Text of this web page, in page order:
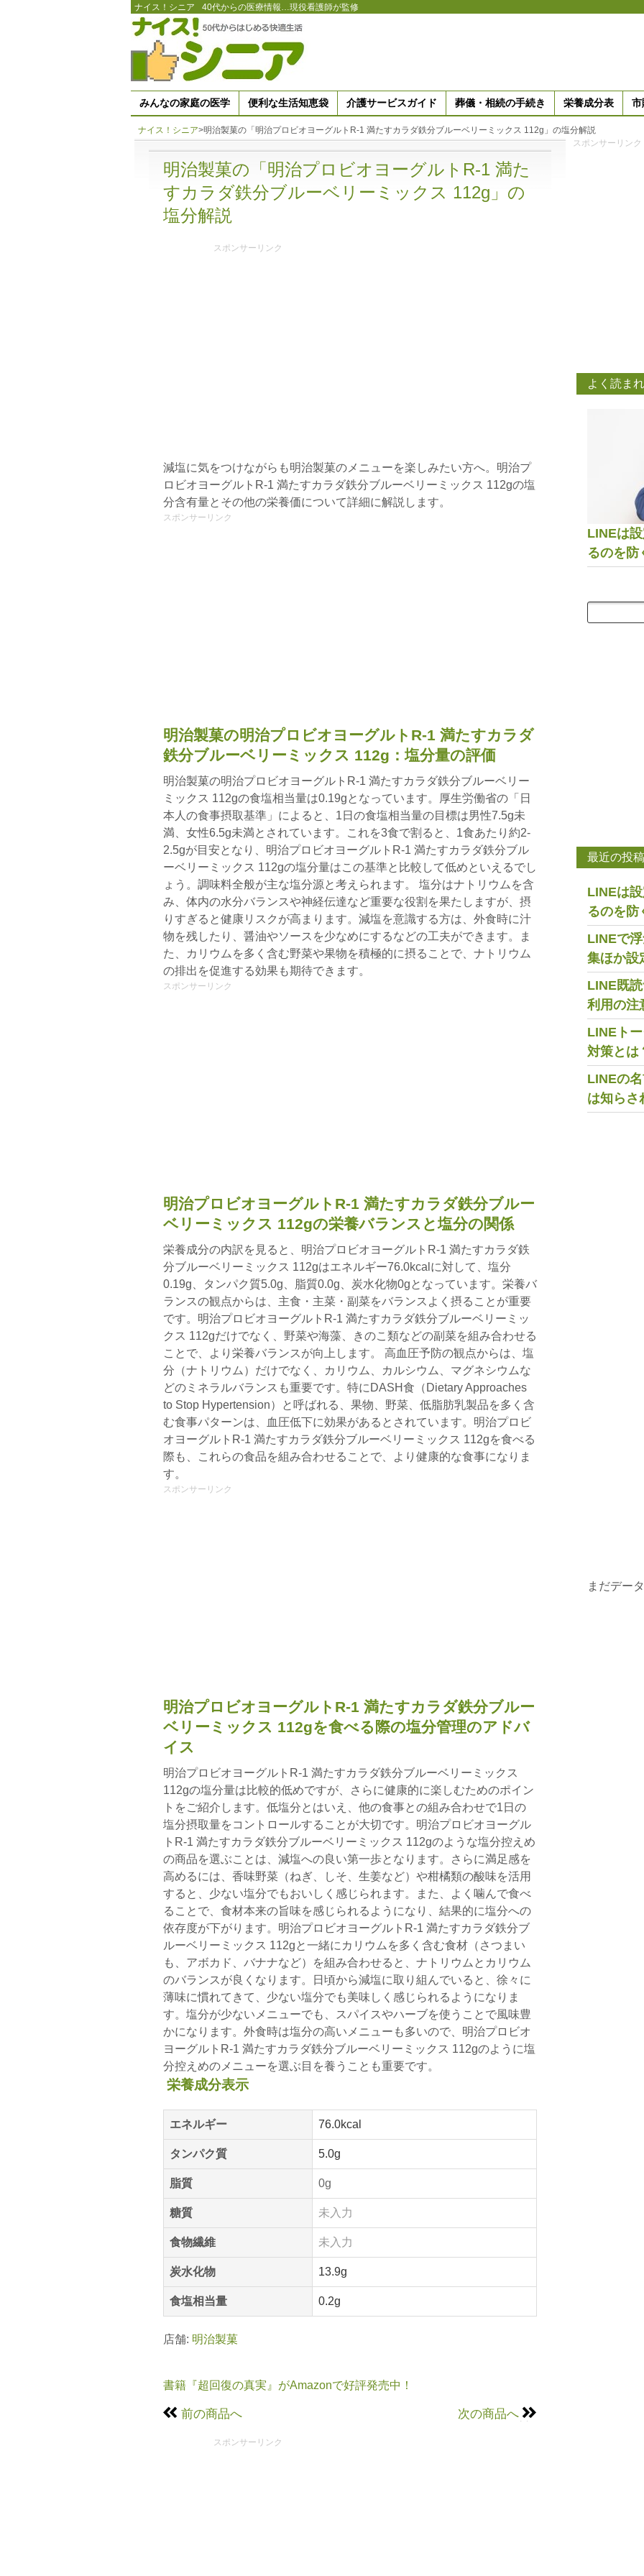
ナイス！シニア 40代からの医療情報…現役看護師が監修
みんなの家庭の医学 便利な生活知恵袋 介護サービスガイド 葬儀・相続の手続き 栄養成分表 市
ナイス！シニア>明治製菓の「明治プロビオヨーグルトR-1 満たすカラダ鉄分ブルーベリーミックス 112g」の塩分解説
明治製菓の「明治プロビオヨーグルトR-1 満た
すカラダ鉄分ブルーベリーミックス 112g」の
塩分解説
スポンサーリンク
減塩に気をつけながらも明治製菓のメニューを楽しみたい方へ。明治プ
ロビオヨーグルトR-1 満たすカラダ鉄分ブルーベリーミックス 112gの塩
分含有量とその他の栄養価について詳細に解説します。
スポンサーリンク
明治製菓の明治プロビオヨーグルトR-1 満たすカラダ
鉄分ブルーベリーミックス 112g：塩分量の評価
明治製菓の明治プロビオヨーグルトR-1 満たすカラダ鉄分ブルーベリー
ミックス 112gの食塩相当量は0.19gとなっています。厚生労働省の「日
本人の食事摂取基準」によると、1日の食塩相当量の目標は男性7.5g未
満、女性6.5g未満とされています。これを3食で割ると、1食あたり約2-
2.5gが目安となり、明治プロビオヨーグルトR-1 満たすカラダ鉄分ブル
ーベリーミックス 112gの塩分量はこの基準と比較して低めといえるでし
ょう。調味料全般が主な塩分源と考えられます。 塩分はナトリウムを含
み、体内の水分バランスや神経伝達など重要な役割を果たしますが、摂
りすぎると健康リスクが高まります。減塩を意識する方は、外食時に汁
物を残したり、醤油やソースを少なめにするなどの工夫ができます。ま
た、カリウムを多く含む野菜や果物を積極的に摂ることで、ナトリウム
の排出を促進する効果も期待できます。
スポンサーリンク
明治プロビオヨーグルトR-1 満たすカラダ鉄分ブルー
ベリーミックス 112gの栄養バランスと塩分の関係
栄養成分の内訳を見ると、明治プロビオヨーグルトR-1 満たすカラダ鉄
分ブルーベリーミックス 112gはエネルギー76.0kcalに対して、塩分
0.19g、タンパク質5.0g、脂質0.0g、炭水化物0gとなっています。栄養バ
ランスの観点からは、主食・主菜・副菜をバランスよく摂ることが重要
です。明治プロビオヨーグルトR-1 満たすカラダ鉄分ブルーベリーミッ
クス 112gだけでなく、野菜や海藻、きのこ類などの副菜を組み合わせる
ことで、より栄養バランスが向上します。 高血圧予防の観点からは、塩
分（ナトリウム）だけでなく、カリウム、カルシウム、マグネシウムな
どのミネラルバランスも重要です。特にDASH食（Dietary Approaches
to Stop Hypertension）と呼ばれる、果物、野菜、低脂肪乳製品を多く含
む食事パターンは、血圧低下に効果があるとされています。明治プロビ
オヨーグルトR-1 満たすカラダ鉄分ブルーベリーミックス 112gを食べる
際も、これらの食品を組み合わせることで、より健康的な食事になりま
す。
スポンサーリンク
明治プロビオヨーグルトR-1 満たすカラダ鉄分ブルー
ベリーミックス 112gを食べる際の塩分管理のアドバ
イス
明治プロビオヨーグルトR-1 満たすカラダ鉄分ブルーベリーミックス
112gの塩分量は比較的低めですが、さらに健康的に楽しむためのポイン
トをご紹介します。低塩分とはいえ、他の食事との組み合わせで1日の
塩分摂取量をコントロールすることが大切です。明治プロビオヨーグル
トR-1 満たすカラダ鉄分ブルーベリーミックス 112gのような塩分控えめ
の商品を選ぶことは、減塩への良い第一歩となります。さらに満足感を
高めるには、香味野菜（ねぎ、しそ、生姜など）や柑橘類の酸味を活用
すると、少ない塩分でもおいしく感じられます。また、よく噛んで食べ
ることで、食材本来の旨味を感じられるようになり、結果的に塩分への
依存度が下がります。明治プロビオヨーグルトR-1 満たすカラダ鉄分ブ
ルーベリーミックス 112gと一緒にカリウムを多く含む食材（さつまい
も、アボカド、バナナなど）を組み合わせると、ナトリウムとカリウム
のバランスが良くなります。日頃から減塩に取り組んでいると、徐々に
薄味に慣れてきて、少ない塩分でも美味しく感じられるようになりま
す。塩分が少ないメニューでも、スパイスやハーブを使うことで風味豊
かになります。外食時は塩分の高いメニューも多いので、明治プロビオ
ヨーグルトR-1 満たすカラダ鉄分ブルーベリーミックス 112gのように塩
分控えめのメニューを選ぶ目を養うことも重要です。
栄養成分表示
エネルギー 76.0kcal
タンパク質 5.0g
脂質 0g
糖質 未入力
食物繊維 未入力
炭水化物 13.9g
食塩相当量 0.2g
店舗: 明治製菓
書籍『超回復の真実』がAmazonで好評発売中！
前の商品へ 次の商品へ
スポンサーリンク
スポンサーリンク
よく読ま
LINEは
るのを防
最近の投稿
LINEは
るのを防
LINEで
集ほか設
LINE既
利用の注
LINEト
対策とは
LINEの
は知らさ
まだデー